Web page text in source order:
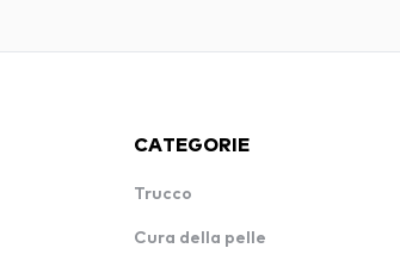
CATEGORIE
Trucco
Cura della pelle